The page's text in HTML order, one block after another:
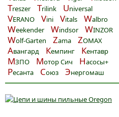
Treszer Trilink Universal
VERANO Vini Vitals Walbro
Weekender Windsor WINZOR
Wolf-Garten Zama ZOMAX
Авангард Кемпинг Кентавр
МЗПО Мотор Сич Насосы+
Ресанта Союз Энергомаш